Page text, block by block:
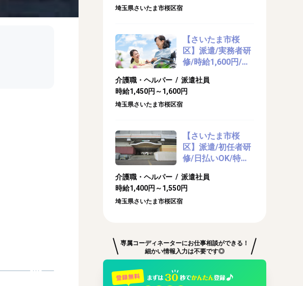
埼玉県さいたま市桜区宿
【さいたま市桜
区】派遣/実務者研
修/時給1,600円/マ
養
介護職・ヘルパー / 派遣社員
時給1,450円～1,600円
埼玉県さいたま市桜区宿
【さいたま市桜
区】派遣/初任者研
修/日払いOK/特別
介護のお仕事
介護職・ヘルパー / 派遣社員
時給1,400円～1,550円
埼玉県さいたま市桜区宿
専属コーディネーターにお仕事相談ができる！
細かい情報入力は不要です◎